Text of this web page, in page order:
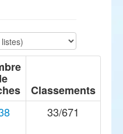
Classements
33/671